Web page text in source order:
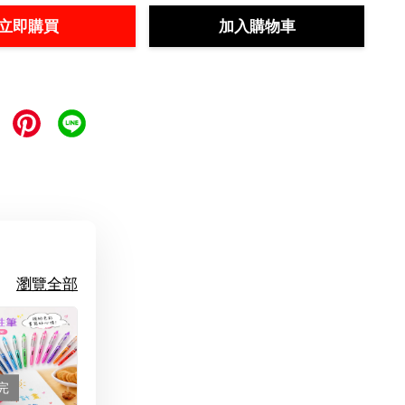
即購買 加入購物車
瀏覽全部